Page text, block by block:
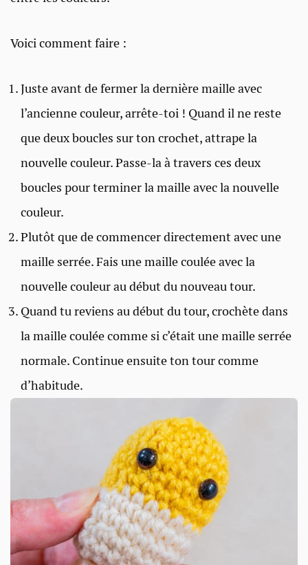
Voici comment faire :
Juste avant de fermer la dernière maille avec
l’ancienne couleur, arrête-toi ! Quand il ne reste
que deux boucles sur ton crochet, attrape la
nouvelle couleur. Passe-la à travers ces deux
boucles pour terminer la maille avec la nouvelle
couleur.
Plutôt que de commencer directement avec une
maille serrée. Fais une maille coulée avec la
nouvelle couleur au début du nouveau tour.
Quand tu reviens au début du tour, crochète dans
la maille coulée comme si c’était une maille serrée
normale. Continue ensuite ton tour comme
d’habitude.